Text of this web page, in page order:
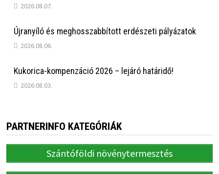
2026.08.07.
Újranyíló és meghosszabbított erdészeti pályázatok
2026.08.06.
Kukorica-kompenzáció 2026 – lejáró határidő!
2026.08.03.
PARTNERINFO KATEGÓRIÁK
Szántóföldi növénytermesztés